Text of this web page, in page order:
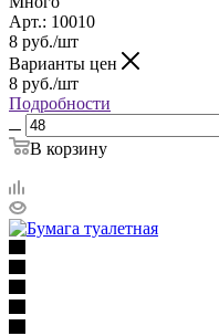
Арт.: 10010
8 руб./шт
Варианты цен
8 руб./шт
Подробности
В корзину